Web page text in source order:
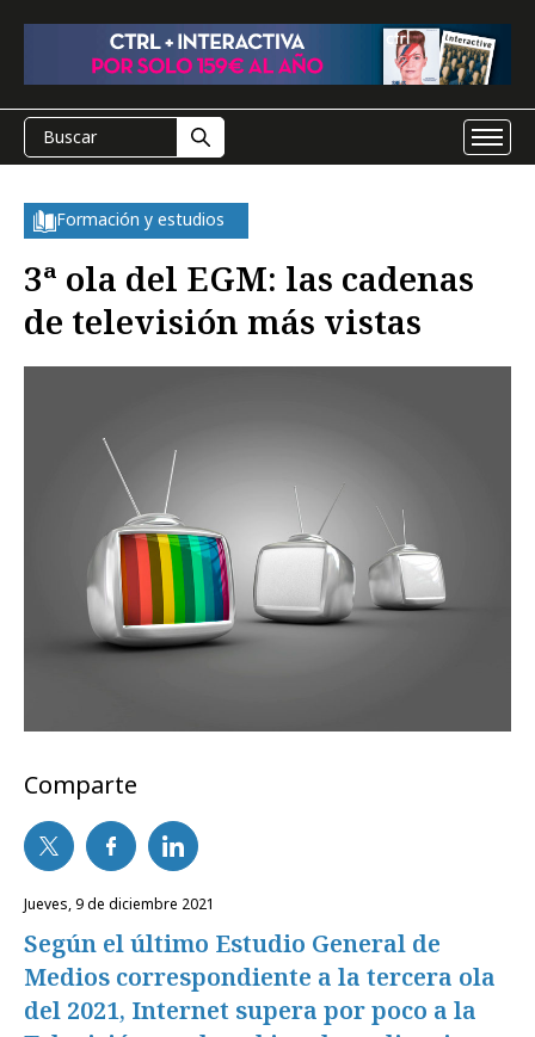
Formación y estudios
3ª ola del EGM: las cadenas
de televisión más vistas
Comparte
jueves, 9 de diciembre 2021
Según el último Estudio General de
Medios correspondiente a la tercera ola
del 2021, Internet supera por poco a la